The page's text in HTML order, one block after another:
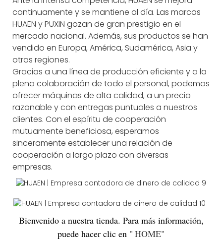
continuamente y se mantiene al día. Las marcas
HUAEN y PUXIN gozan de gran prestigio en el
mercado nacional. Además, sus productos se han
vendido en Europa, América, Sudamérica, Asia y
otras regiones.
Gracias a una línea de producción eficiente y a la
plena colaboración de todo el personal, podemos
ofrecer máquinas de alta calidad, a un precio
razonable y con entregas puntuales a nuestros
clientes. Con el espíritu de cooperación
mutuamente beneficiosa, esperamos
sinceramente establecer una relación de
cooperación a largo plazo con diversas
empresas.
Bienvenido a nuestra tienda. Para más información,
puede hacer clic en " HOME"